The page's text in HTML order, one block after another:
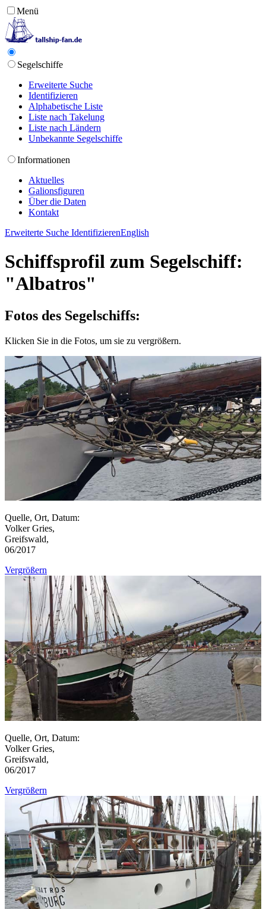
Menü
Segelschiffe
Erweiterte Suche
Identifizieren
Alphabetische Liste
Liste nach Takelung
Liste nach Ländern
Unbekannte Segelschiffe
Informationen
Aktuelles
Galionsfiguren
Über die Daten
Kontakt
Erweiterte Suche IdentifizierenEnglish
Schiffsprofil zum Segelschiff:
"Albatros"
Fotos des Segelschiffs:
Klicken Sie in die Fotos, um sie zu vergrößern.
Quelle, Ort, Datum:
Volker Gries,
Greifswald,
06/2017
Vergrößern
Quelle, Ort, Datum:
Volker Gries,
Greifswald,
06/2017
Vergrößern